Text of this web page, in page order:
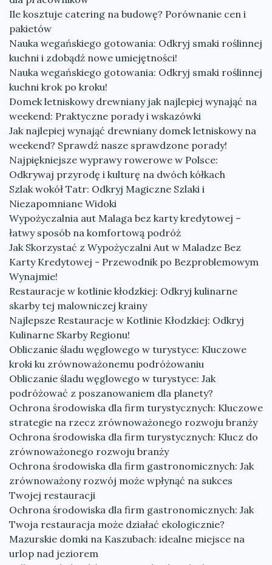
Ile kosztuje catering na budowę? Porównanie cen i
pakietów
Nauka wegańskiego gotowania: Odkryj smaki roślinnej
kuchni i zdobądź nowe umiejętności!
Nauka wegańskiego gotowania: Odkryj smaki roślinnej
kuchni krok po kroku!
Domek letniskowy drewniany jak najlepiej wynająć na
weekend: Praktyczne porady i wskazówki
Jak najlepiej wynająć drewniany domek letniskowy na
weekend? Sprawdź nasze sprawdzone porady!
Najpiękniejsze wyprawy rowerowe w Polsce:
Odkrywaj przyrodę i kulturę na dwóch kółkach
Szlak wokół Tatr: Odkryj Magiczne Szlaki i
Niezapomniane Widoki
Wypożyczalnia aut Malaga bez karty kredytowej –
łatwy sposób na komfortową podróż
Jak Skorzystać z Wypożyczalni Aut w Maladze Bez
Karty Kredytowej - Przewodnik po Bezproblemowym
Wynajmie!
Restauracje w kotlinie kłodzkiej: Odkryj kulinarne
skarby tej malowniczej krainy
Najlepsze Restauracje w Kotlinie Kłodzkiej: Odkryj
Kulinarne Skarby Regionu!
Obliczanie śladu węglowego w turystyce: Kluczowe
kroki ku zrównoważonemu podróżowaniu
Obliczanie śladu węglowego w turystyce: Jak
podróżować z poszanowaniem dla planety?
Ochrona środowiska dla firm turystycznych: Kluczowe
strategie na rzecz zrównoważonego rozwoju branży
Ochrona środowiska dla firm turystycznych: Klucz do
zrównoważonego rozwoju branży
Ochrona środowiska dla firm gastronomicznych: Jak
zrównoważony rozwój może wpłynąć na sukces
Twojej restauracji
Ochrona środowiska dla firm gastronomicznych: Jak
Twoja restauracja może działać ekologicznie?
Mazurskie domki na Kaszubach: idealne miejsce na
urlop nad jeziorem